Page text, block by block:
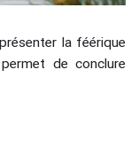
la féérique
de conclure